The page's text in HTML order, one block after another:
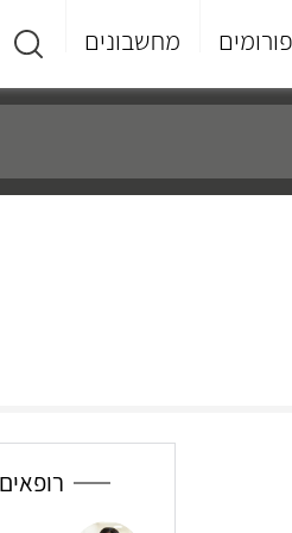
פורומים מחשבונים